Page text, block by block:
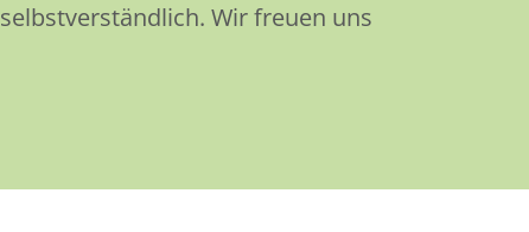
Wir freuen uns